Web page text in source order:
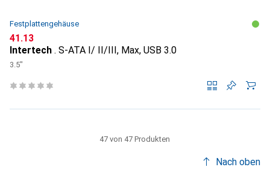
Festplattengehäuse
CHF
41.13
Intertech . S-ATA I/ II/III, Max, USB 3.0
3.5"
47 von 47 Produkten
Nach oben